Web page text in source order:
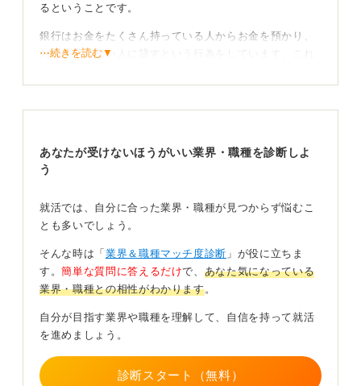
るということです。
銀行はお金をたくさん持っている人からお金を預かり、
お金が足りない人に貸すという行為をしています。これ
らい、その分で利益を挙げます。
す（預ける）こともします。この中央銀行にお金を貸す
部分で、日本では大変なことになっているのです。
を上乗せして返してもらうどころか、逆に貸した方(民間
銀行)が借りた側（中央銀行）にお金を支払うという状態
になっています。
普通に考えたら「意味がわからない」となりますが、日
本政府はこれをすることで、民間銀行が中央銀行にお金
を預けるのではなく、一般顧客に貸すような動きを促進
しようとしたのです。
これにより民間銀行の収益性はガクッと下がりました。
まずこのことが銀行業界としてとても大きな動きであ
⋯続きを読む▼
あなたが受けないほうがいい業界・職種を診断しよ
う
就活では、自分に合った業界・職種が見つからず悩むこ
とも多いでしょう。
そんな時は「 業界＆職種マッチ度診断 」が役に立ちま
す。簡単な質問に答えるだけで、 あなた気になっている
業界・職種との相性がわかります。
自分が目指す業界や職種を理解して、自信を持って就活
を進めましょう。
診断スタート（無料）